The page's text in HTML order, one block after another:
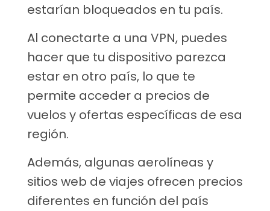
estarían bloqueados en tu país.
Al conectarte a una VPN, puedes
hacer que tu dispositivo parezca
estar en otro país, lo que te
permite acceder a precios de
vuelos y ofertas específicas de esa
región.
Además, algunas aerolíneas y
sitios web de viajes ofrecen precios
diferentes en función del país